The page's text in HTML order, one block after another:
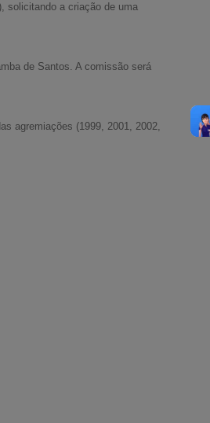
solicitando a criação de uma
de Santos. A comissão será
agremiações (1999, 2001, 2002,